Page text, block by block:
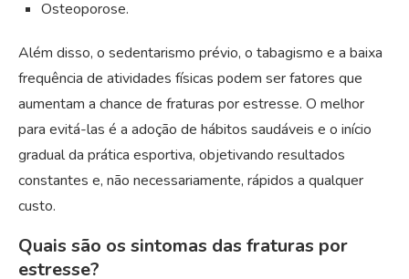
Osteoporose.
Além disso, o sedentarismo prévio, o tabagismo e a baixa
frequência de atividades físicas podem ser fatores que
aumentam a chance de fraturas por estresse. O melhor
para evitá-las é a adoção de hábitos saudáveis e o início
gradual da prática esportiva, objetivando resultados
constantes e, não necessariamente, rápidos a qualquer
custo.
Quais são os sintomas das fraturas por
estresse?